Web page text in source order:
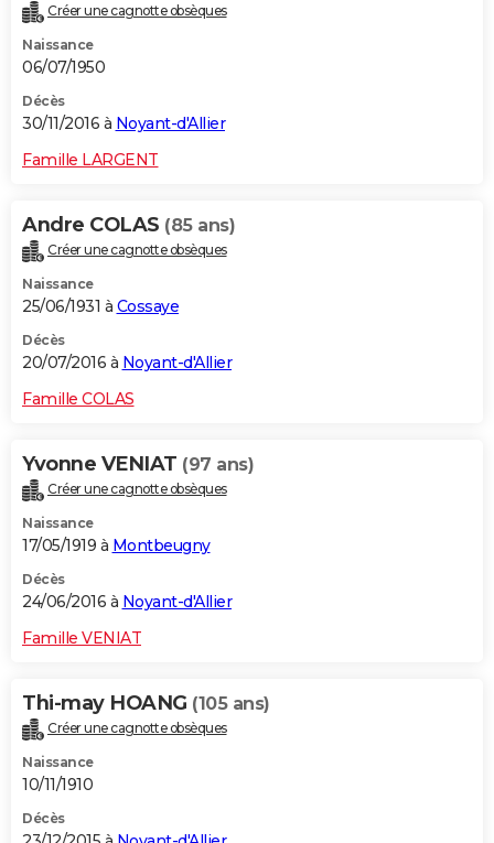
Créer une cagnotte obsèques
Naissance
06/07/1950
Décès
30/11/2016 à Noyant-d'Allier
Famille LARGENT
Andre COLAS (85 ans)
Créer une cagnotte obsèques
Naissance
25/06/1931 à Cossaye
Décès
20/07/2016 à Noyant-d'Allier
Famille COLAS
Yvonne VENIAT (97 ans)
Créer une cagnotte obsèques
Naissance
17/05/1919 à Montbeugny
Décès
24/06/2016 à Noyant-d'Allier
Famille VENIAT
Thi-may HOANG (105 ans)
Créer une cagnotte obsèques
Naissance
10/11/1910
Décès